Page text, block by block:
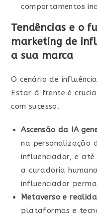
comportamentos
Tendências e o
marketing de
a sua marca
O cenário de
Estar à frente é
com sucesso.
Ascensão da IA
na personalização
influenciador, e
a curadoria
influenciador
Metaverso e
plataformas e